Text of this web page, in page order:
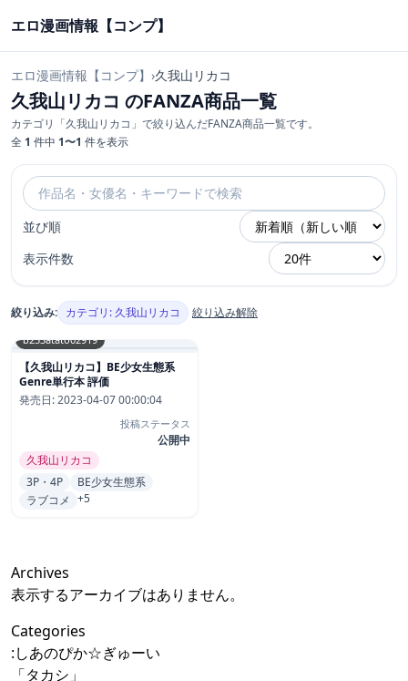
エロ漫画情報【コンプ】
エロ漫画情報【コンプ】 ›久我山リカコ
久我山リカコ のFANZA商品一覧
カテゴリ「久我山リカコ」で絞り込んだFANZA商品一覧です。
全 1 件中 1〜1 件を表示
並び順
表示件数
絞り込み: カテゴリ: 久我山リカコ 絞り込み解除
b253atato02919
【久我山リカコ】BE少女生態系
Genre単行本 評価
発売日:2023-04-07 00:00:04
投稿ステータス
公開中
久我山リカコ
3P・4P
BE少女生態系
ラブコメ +5
Archives
表示するアーカイブはありません。
Categories
:しあのぴか☆ぎゅーい
「タカシ」